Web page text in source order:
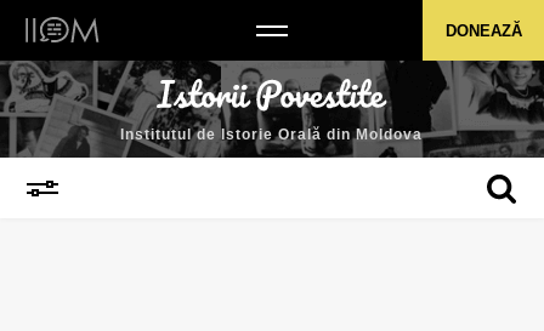
Institutul de Istorie Orală din MoldovaDONEAZĂ
Institutul de Istorie Orală din Moldova